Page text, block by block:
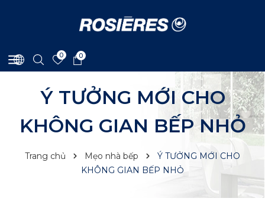
0 0
Ý TƯỞNG MỚI CHO
KHÔNG GIAN BẾP NHỎ
Trang chủ Mẹo nhà bếp
Ý TƯỞNG MỚI CHO
KHÔNG GIAN BẾP NHỎ